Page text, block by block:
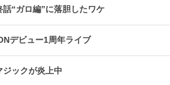
話“ガロ編”に落胆したワケ
デビュー1周年ライブ
ジックが炎上中